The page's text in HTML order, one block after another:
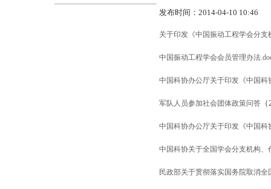
发布时间：2014-04-10 10:46
关于印发《中国振动工程学会分
中国振动工程学会会员管理办法
中国科协办公厅关于印发《中国
军队人员参加社会团体政策问答
中国科协办公厅关于印发《中国
中国科协关于全国学会分支机构
民政部关于贯彻落实国务院取消